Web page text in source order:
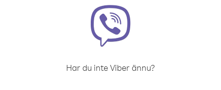
Har du inte Viber ännu?